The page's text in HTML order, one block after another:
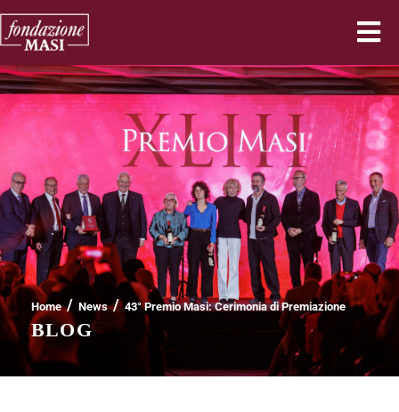
Home / News / 43° Premio Masi: Cerimonia di Premiazione
BLOG